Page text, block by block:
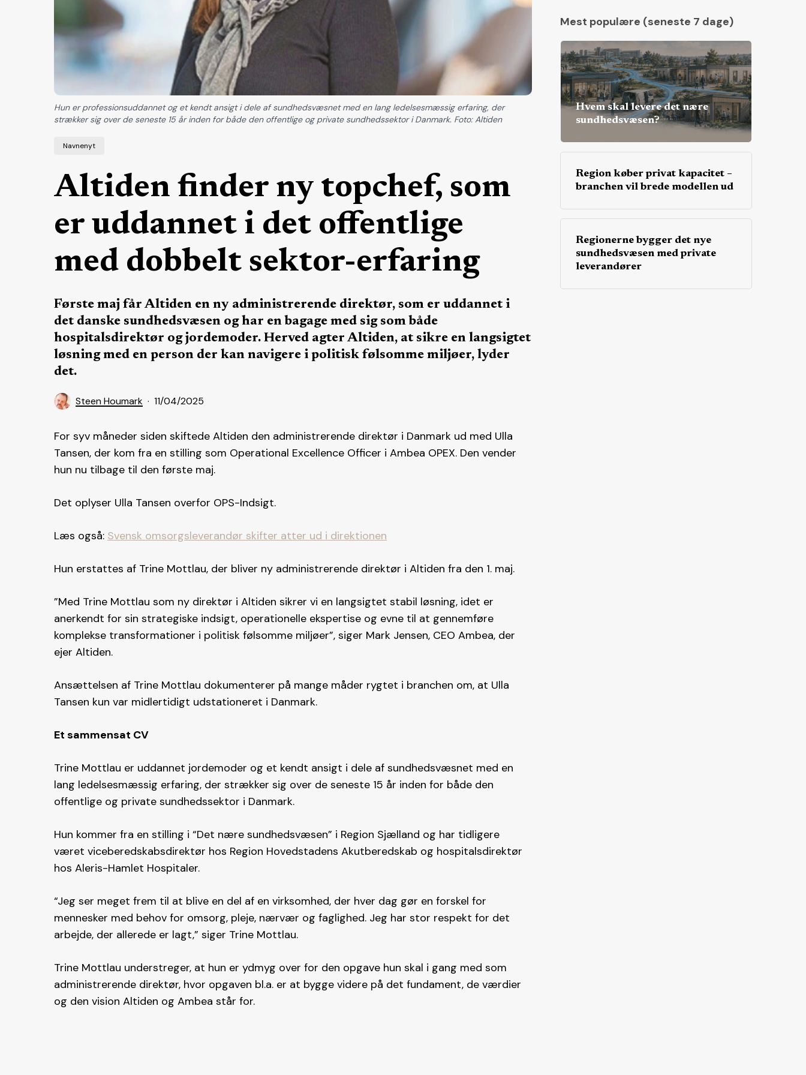
Navnenyt
Altiden finder ny topchef, som
er uddannet i det offentlige
med dobbelt sektor-erfaring
Første maj får Altiden en ny administrerende direktør, som er uddannet i
det danske sundhedsvæsen og har en bagage med sig som både
hospitalsdirektør og jordemoder. Herved agter Altiden, at sikre en langsigtet
løsning med en person der kan navigere i politisk følsomme miljøer, lyder
det.
Steen Houmark 11/04/2025
Hun er professionsuddannet og et kendt ansigt i dele af sundhedsvæsnet med en lang ledelsesmæssig erfaring, der
strækker sig over de seneste 15 år inden for både den offentlige og private sundhedssektor i Danmark. Foto: Altiden
For syv måneder siden skiftede Altiden den administrerende direktør i Danmark ud med Ulla
Tansen, der kom fra en stilling som Operational Excellence Officer i Ambea OPEX. Den vender
hun nu tilbage til den første maj.
Det oplyser Ulla Tansen overfor OPS-Indsigt.
Læs også: Svensk omsorgsleverandør skifter atter ud i direktionen
Hun erstattes af Trine Mottlau, der bliver ny administrerende direktør i Altiden fra den 1. maj.
”Med Trine Mottlau som ny direktør i Altiden sikrer vi en langsigtet stabil løsning, idet er
anerkendt for sin strategiske indsigt, operationelle ekspertise og evne til at gennemføre
komplekse transformationer i politisk følsomme miljøer”, siger Mark Jensen, CEO Ambea, der
ejer Altiden.
Ansættelsen af Trine Mottlau dokumenterer på mange måder rygtet i branchen om, at Ulla
Tansen kun var midlertidigt udstationeret i Danmark.
Et sammensat CV
Trine Mottlau er uddannet jordemoder og et kendt ansigt i dele af sundhedsvæsnet med en
lang ledelsesmæssig erfaring, der strækker sig over de seneste 15 år inden for både den
offentlige og private sundhedssektor i Danmark.
Hun kommer fra en stilling i “Det nære sundhedsvæsen” i Region Sjælland og har tidligere
været viceberedskabsdirektør hos Region Hovedstadens Akutberedskab og hospitalsdirektør
hos Aleris-Hamlet Hospitaler.
“Jeg ser meget frem til at blive en del af en virksomhed, der hver dag gør en forskel for
mennesker med behov for omsorg, pleje, nærvær og faglighed. Jeg har stor respekt for det
arbejde, der allerede er lagt,” siger Trine Mottlau.
Trine Mottlau understreger, at hun er ydmyg over for den opgave hun skal i gang med som
administrerende direktør, hvor opgaven bl.a. er at bygge videre på det fundament, de værdier
og den vision Altiden og Ambea står for.
Mest populære (seneste 7 dage)
Hvem skal levere det nære
sundhedsvæsen?
Region køber privat kapacitet –
branchen vil brede modellen ud
Regionerne bygger det nye
sundhedsvæsen med private
leverandører